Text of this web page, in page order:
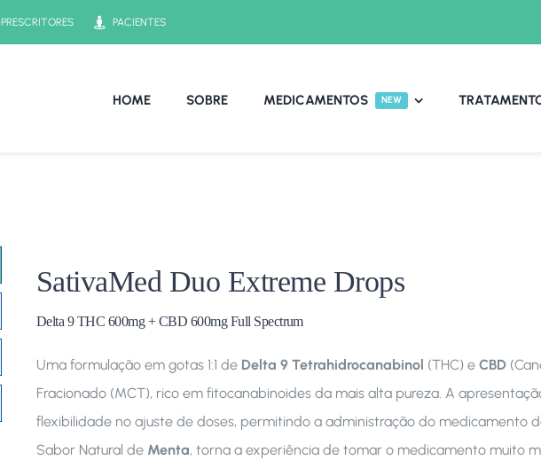
PRESCRITORES PACIENTES
HOME SOBRE MEDICAMENTOS NEW
SativaMed Duo Extreme Drops
Delta 9 THC 600mg + CBD 600mg Full Spectrum
Uma formulação em gotas 1:1 de Delta 9 Tetrahidrocanabinol (THC) e CBD
Fracionado (MCT), rico em fitocanabinoides da mais alta pureza. A
flexibilidade no ajuste de doses, permitindo a administração do medicamento
Sabor Natural de Menta, torna a experiência de tomar o medicamento muito